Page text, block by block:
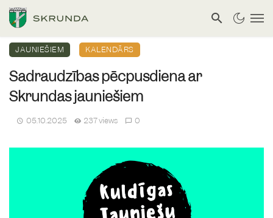
JAUNIEŠIEM KALENDĀRS
Sadraudzības pēcpusdiena ar
Skrundas jauniešiem
05.10.2025 237 views 0